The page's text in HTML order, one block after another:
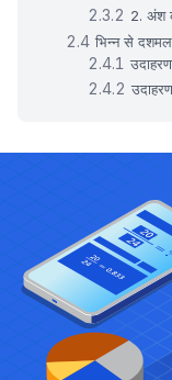
2. अंश
भिन्न से